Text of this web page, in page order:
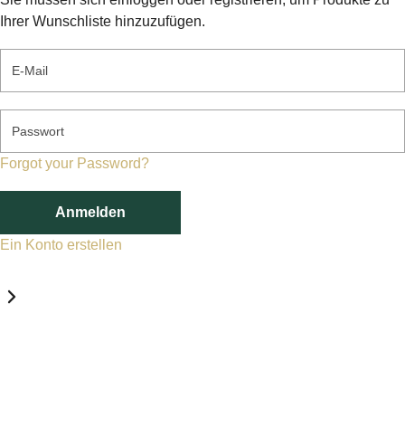
Ihrer Wunschliste hinzuzufügen.
E-Mail
Passwort
Forgot your Password?
Anmelden
Ein Konto erstellen